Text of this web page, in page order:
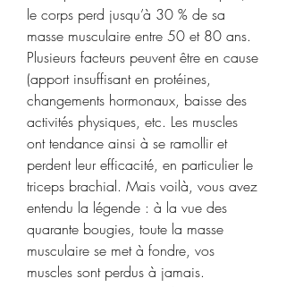
le corps perd jusqu’à 30 % de sa
masse musculaire entre 50 et 80 ans.
Plusieurs facteurs peuvent être en cause
(apport insuffisant en protéines,
changements hormonaux, baisse des
activités physiques, etc. Les muscles
ont tendance ainsi à se ramollir et
perdent leur efficacité, en particulier le
triceps brachial. Mais voilà, vous avez
entendu la légende : à la vue des
quarante bougies, toute la masse
musculaire se met à fondre, vos
muscles sont perdus à jamais.